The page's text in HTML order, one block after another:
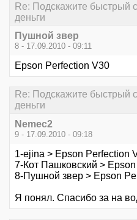
Re: Подскажите быстрый
деньги
Пушной звер
8 - 17.09.2010 - 09:11
Epson Perfection V30
Re: Подскажите быстрый
деньги
Nemec2
9 - 17.09.2010 - 09:18
1-ejina > Epson Perfection
7-Кот Пашковский >
8-Пушной звер > Epson
Я понял. Спасибо за на